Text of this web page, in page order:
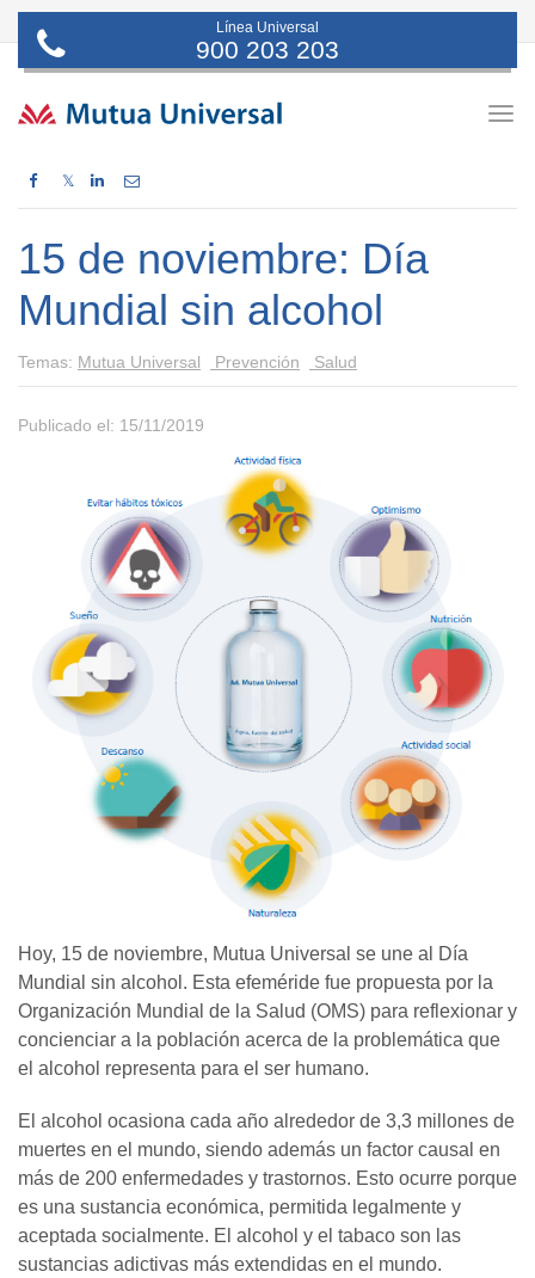
Línea Universal
900 203 203
𝕏
15 de noviembre: Día
Mundial sin alcohol
Temas: Mutua Universal Prevención Salud
Publicado el: 15/11/2019
Hoy, 15 de noviembre, Mutua Universal se une al Día
Mundial sin alcohol. Esta efeméride fue propuesta por la
Organización Mundial de la Salud (OMS) para reflexionar y
concienciar a la población acerca de la problemática que
el alcohol representa para el ser humano.
El alcohol ocasiona cada año alrededor de 3,3 millones de
muertes en el mundo, siendo además un factor causal en
más de 200 enfermedades y trastornos. Esto ocurre porque
es una sustancia económica, permitida legalmente y
aceptada socialmente. El alcohol y el tabaco son las
sustancias adictivas más extendidas en el mundo.